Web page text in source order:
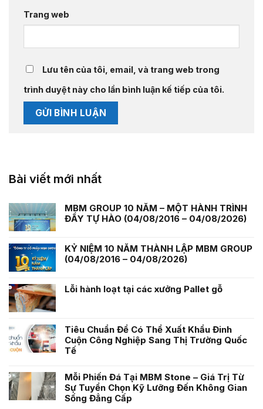
Trang web
Lưu tên của tôi, email, và trang web trong
trình duyệt này cho lần bình luận kế tiếp của tôi.
Bài viết mới nhất
MBM GROUP 10 NĂM – MỘT HÀNH TRÌNH
ĐẦY TỰ HÀO (04/08/2016 – 04/08/2026)
KỶ NIỆM 10 NĂM THÀNH LẬP MBM GROUP
(04/08/2016 – 04/08/2026)
Lỗi hành loạt tại các xưởng Pallet gỗ
Tiêu Chuẩn Để Có Thể Xuất Khẩu Đinh
Cuộn Công Nghiệp Sang Thị Trường Quốc
Tế
Mỗi Phiến Đá Tại MBM Stone – Giá Trị Từ
Sự Tuyển Chọn Kỹ Lưỡng Đến Không Gian
Sống Đẳng Cấp